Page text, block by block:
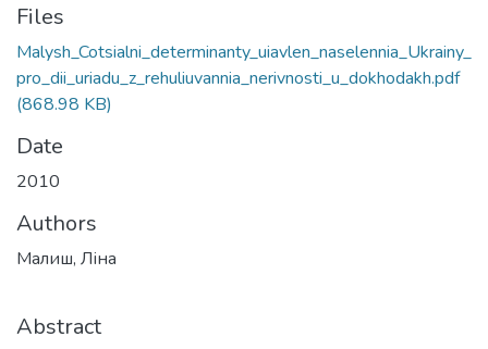
Files
Malysh_Cotsialni_determinanty_uiavlen_naselennia_Ukrainy_
pro_dii_uriadu_z_rehuliuvannia_nerivnosti_u_dokhodakh.pdf
(868.98 KB)
Date
2010
Authors
Малиш, Ліна
Abstract